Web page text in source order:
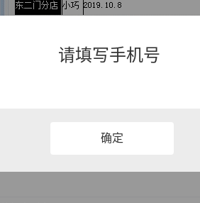
家拆分excel表格的技巧，你学会了吗？
址：https://www.xqppt.com/article/
请填写手机号
确定